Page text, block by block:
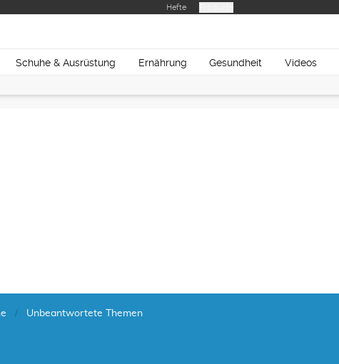
Hefte
Schuhe & Ausrüstung Ernährung Gesundheit Videos
Unbeantwortete Themen